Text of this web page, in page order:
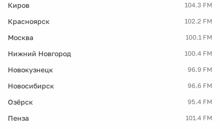
Киров 104.3 FM
Красноярск 102.2 FM
Москва 100.1 FM
Нижний Новгород 100.4 FM
Новокузнецк 96.9 FM
Новосибирск 96.6 FM
Озёрск 95.4 FM
Пенза 101.4 FM